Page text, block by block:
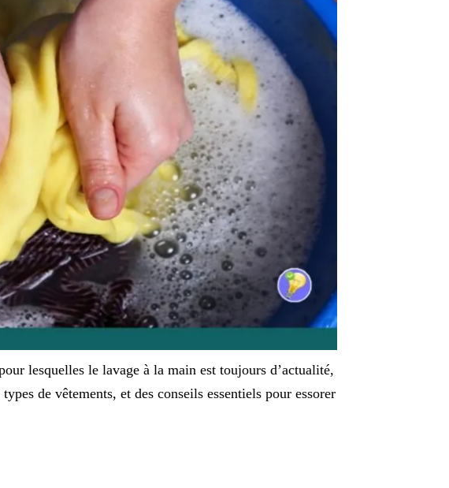
lesquelles le lavage à la main est toujours d’actualité,
de vêtements, et des conseils essentiels pour essorer